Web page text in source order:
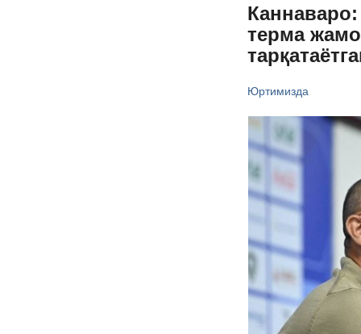
терма
Юртимизда